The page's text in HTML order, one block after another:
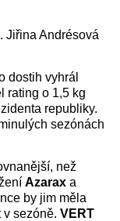
Jiřina Andrésová
dostih vyhrál
rating o 1,5 kg
republiky.
sezónách
než
Azarax a
by jim měla
v sezóně. VERT